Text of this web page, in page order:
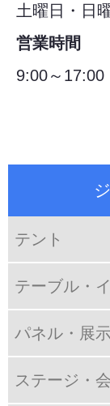
テント
テーブル・
パネル・展
ステージ・
土曜日・日
営業時間
9:00～17:00